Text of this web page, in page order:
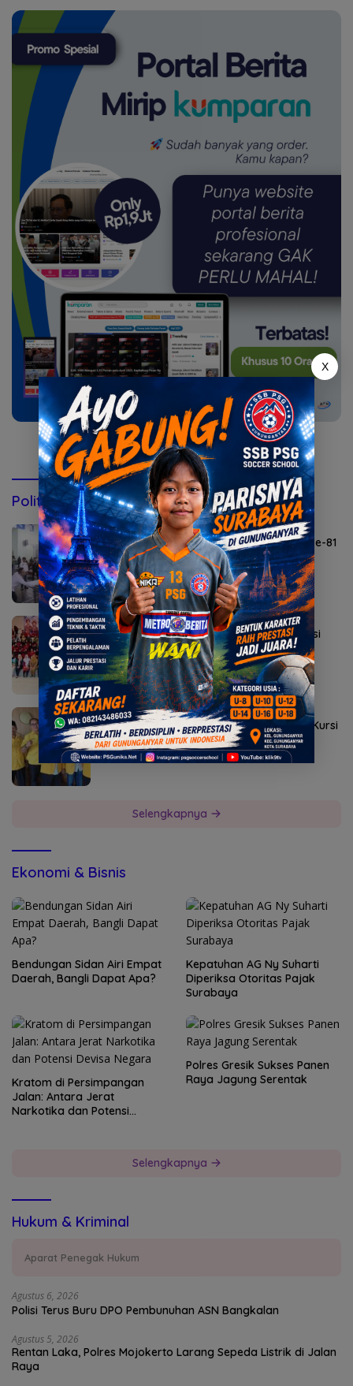
Konsultasi via WhatsApp
Politik & Pemerintahan
Agustus 6, 2026
Lomba Agustusan Semarakkan HUT RI ke-81
di Mojokerto
Agustus 5, 2026
Sekolah Rakyat Kedung Cowek Diapreasi
DPRD Surabaya
Agustus 2, 2026
Golkar Mojokerto Panasi Mesin Incar 10 Kursi
DPRD 2029
Selengkapnya
Ekonomi & Bisnis
Bendungan Sidan Airi Empat
Daerah, Bangli Dapat Apa?
Kepatuhan AG Ny Suharti
Diperiksa Otoritas Pajak
Surabaya
Kratom di Persimpangan
Jalan: Antara Jerat
Narkotika dan Potensi
Polres Gresik Sukses Panen
Raya Jagung Serentak
Selengkapnya
Hukum & Kriminal
Aparat Penegak Hukum
Agustus 6, 2026
Polisi Terus Buru DPO Pembunuhan ASN Bangkalan
Agustus 5, 2026
Rentan Laka, Polres Mojokerto Larang Sepeda Listrik di Jalan
Raya
X